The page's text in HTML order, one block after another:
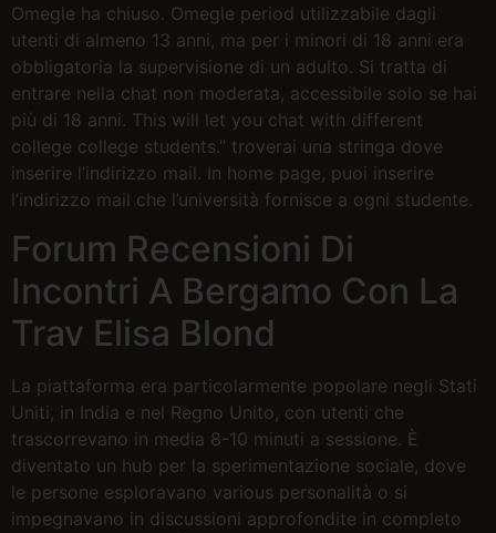
Omegle ha chiuso. Omegle period utilizzabile dagli
utenti di almeno 13 anni, ma per i minori di 18 anni era
obbligatoria la supervisione di un adulto. Si tratta di
entrare nella chat non moderata, accessibile solo se hai
più di 18 anni. This will let you chat with different
college college students.” troverai una stringa dove
inserire l’indirizzo mail. In home page, puoi inserire
l’indirizzo mail che l’università fornisce a ogni studente.
Forum Recensioni Di
Incontri A Bergamo Con La
Trav Elisa Blond
La piattaforma era particolarmente popolare negli Stati
Uniti, in India e nel Regno Unito, con utenti che
trascorrevano in media 8-10 minuti a sessione. È
diventato un hub per la sperimentazione sociale, dove
le persone esploravano various personalità o si
impegnavano in discussioni approfondite in completo